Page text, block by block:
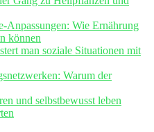
Wie Ernährung
können
man soziale Situationen⁤ mit
Warum der
und selbstbewusst leben